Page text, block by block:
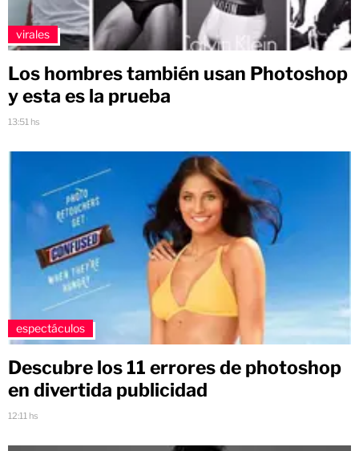
virales
Los hombres también usan Photoshop
y esta es la prueba
13:51 hs
espectáculos
Descubre los 11 errores de photoshop
en divertida publicidad
12:11 hs